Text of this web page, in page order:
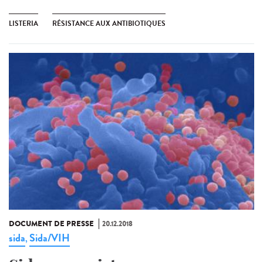
LISTERIA RÉSISTANCE AUX ANTIBIOTIQUES
DOCUMENT DE PRESSE 20.12.2018
sida,Sida/VIH